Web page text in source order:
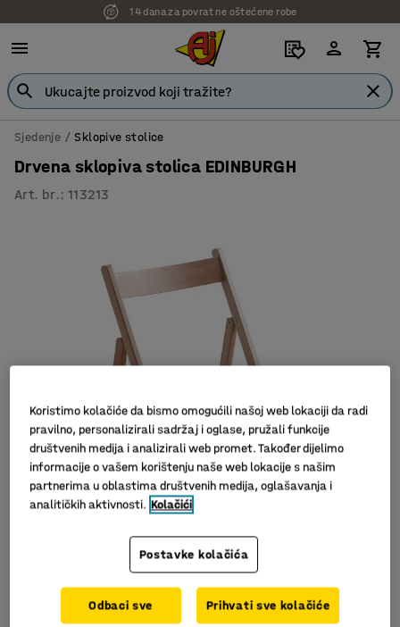
7 godina garancije
Sjedenje Sklopive stolice
Drvena sklopiva stolica EDINBURGH
Art. br. :113213
Koristimo kolačiće da bismo omogućili našoj web lokaciji da radi
pravilno, personalizirali sadržaj i oglase, pružali funkcije
društvenih medija i analizirali web promet. Također dijelimo
informacije o vašem korištenju naše web lokacije s našim
partnerima u oblastima društvenih medija, oglašavanja i
analitičkih aktivnosti. Kolačići
Postavke kolačića
Odbaci sve Prihvati sve kolačiće